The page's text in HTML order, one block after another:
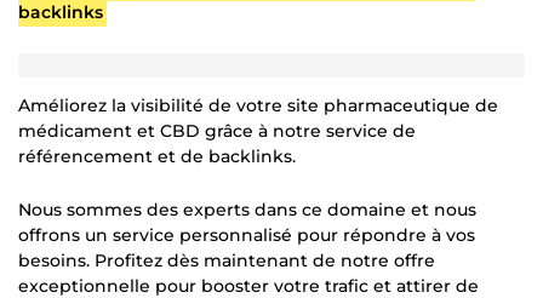
backlinks
Améliorez la visibilité de votre site pharmaceutique de
médicament et CBD grâce à notre service de
référencement et de backlinks.
Nous sommes des experts dans ce domaine et nous
offrons un service personnalisé pour répondre à vos
besoins. Profitez dès maintenant de notre offre
exceptionnelle pour booster votre trafic et attirer de